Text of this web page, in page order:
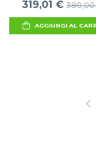
319,01 €
AGGIUNGI AL